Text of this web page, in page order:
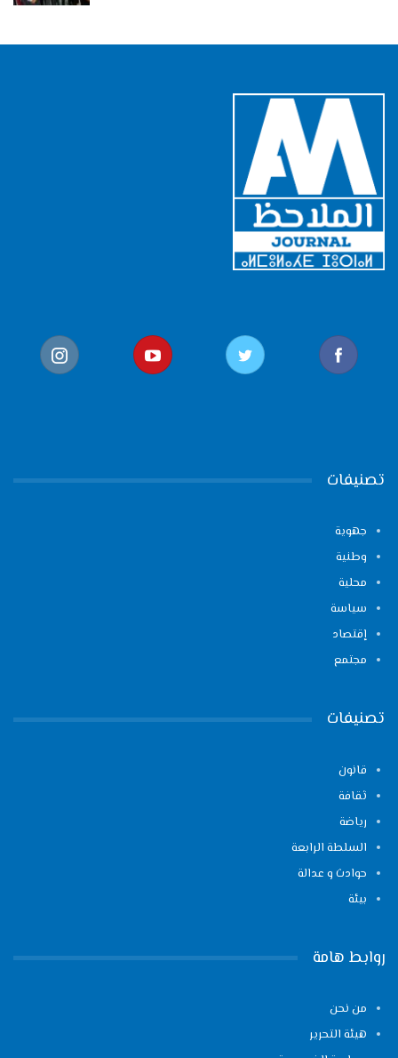
تصنيفات
جهوية
وطنية
محلية
سياسة
إقتصاد
مجتمع
تصنيفات
قانون
ثقافة
رياضة
السلطة الرابعة
حوادث و عدالة
بيئة
روابط هامة
من نحن
هيئة التحرير